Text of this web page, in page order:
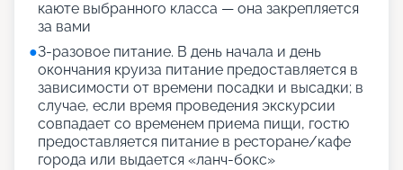
каюте выбранного класса — она закрепляется
за вами
●3-разовое питание. В день начала и день
окончания круиза питание предоставляется в
зависимости от времени посадки и высадки; в
случае, если время проведения экскурсии
совпадает со временем приема пищи, гостю
предоставляется питание в ресторане/кафе
города или выдается «ланч-бокс»